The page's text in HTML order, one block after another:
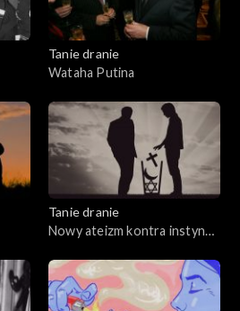
Tanie dranie
Wataha Putina
Tanie dranie
Nowy ateizm kontra instynkt